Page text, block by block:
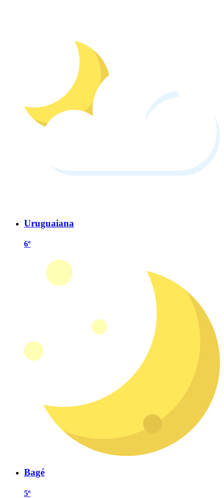
Uruguaiana
6º
Bagé
5º